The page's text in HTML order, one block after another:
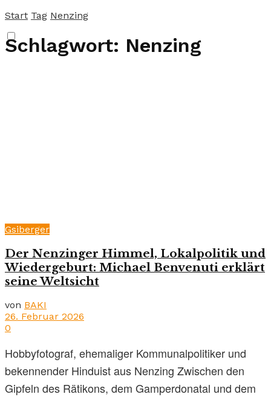
Start Tag Nenzing
Schlagwort: Nenzing
Gsiberger
Der Nenzinger Himmel, Lokalpolitik und
Wiedergeburt: Michael Benvenuti erklärt
seine Weltsicht
von BAKI
26. Februar 2026
0
Hobbyfotograf, ehemaliger Kommunalpolitiker und
bekennender Hinduist aus Nenzing Zwischen den
Gipfeln des Rätikons, dem Gamperdonatal und dem